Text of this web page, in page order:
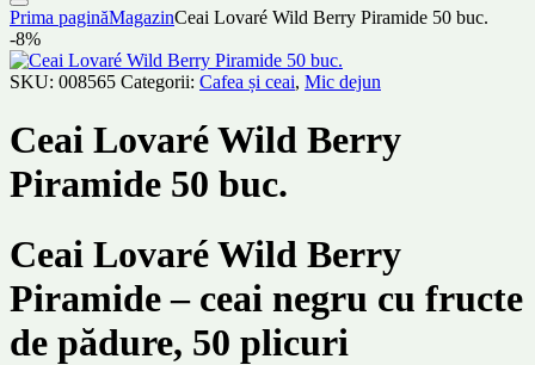
Prima paginăMagazinCeai Lovaré Wild Berry Piramide 50 buc.
-8%
SKU: 008565 Categorii: Cafea și ceai, Mic dejun
Ceai Lovaré Wild Berry
Piramide 50 buc.
Ceai Lovaré Wild Berry
Piramide – ceai negru cu fructe
de pădure, 50 plicuri